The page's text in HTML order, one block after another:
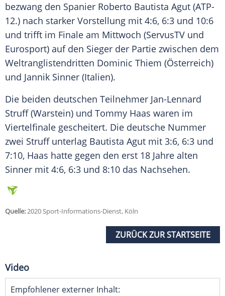
bezwang den Spanier Roberto Bautista Agut (ATP-
12.) nach starker Vorstellung mit 4:6, 6:3 und 10:6
und trifft im Finale am Mittwoch (ServusTV und
Eurosport) auf den Sieger der Partie zwischen dem
Weltranglistendritten Dominic Thiem (Österreich)
und Jannik Sinner (Italien).
Die beiden deutschen Teilnehmer Jan-Lennard
Struff(Warstein) und Tommy Haas waren im
Viertelfinale gescheitert. Die deutsche Nummer
zwei Struffunterlag Bautista Agut mit 3:6, 6:3 und
7:10, Haas hatte gegen den erst 18 Jahre alten
Sinner mit 4:6, 6:3 und 8:10 das Nachsehen.
Quelle:2020 Sport-Informations-Dienst, Köln
ZURÜCK ZUR STARTSEITE
Video
Empfohlener externer Inhalt: